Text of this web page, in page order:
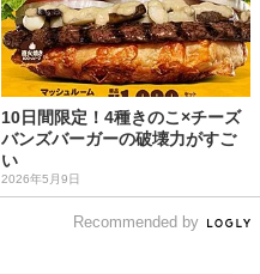
10日間限定！4種きのこ×チーズ
バンズバーガーの破壊力がすご
い
2026年5月9日
Recommended by